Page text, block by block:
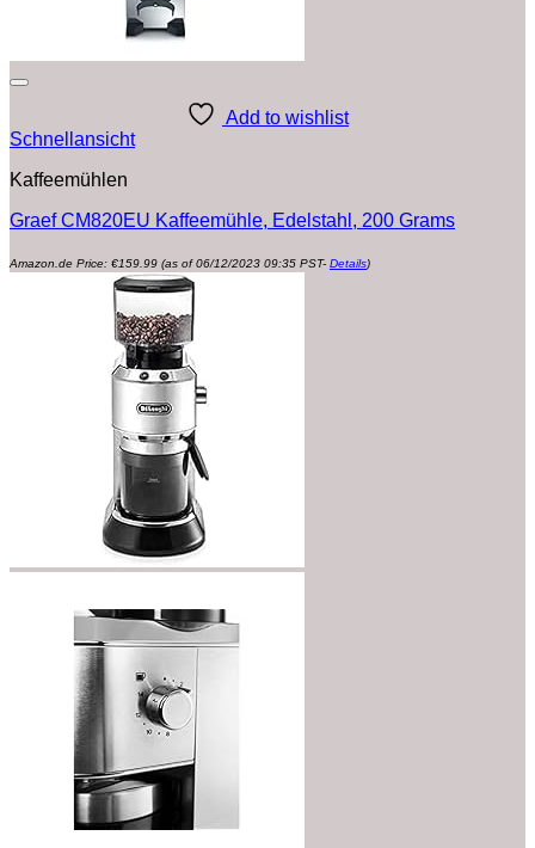
Add to wishlist
Schnellansicht
Kaffeemühlen
Graef CM820EU Kaffeemühle, Edelstahl, 200 Grams
Amazon.de Price: €159.99 (as of 06/12/2023 09:35 PST- Details)